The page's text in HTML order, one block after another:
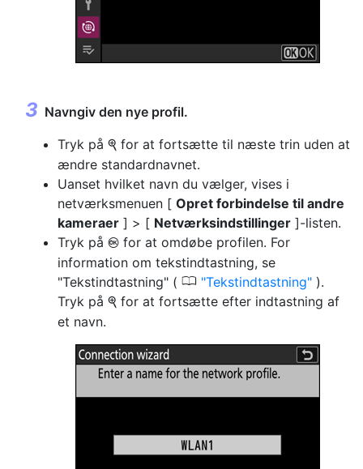
Navngiv den nye profil.
Tryk på X for at fortsætte til næste trin uden at
ændre standardnavnet.
Uanset hvilket navn du vælger, vises i
netværksmenuen [ Opret forbindelse til andre
kameraer ] > [ Netværksindstillinger ]-listen.
Tryk på J for at omdøbe profilen. For
information om tekstindtastning, se
"Tekstindtastning" ( 0 Tekstindtastning
).
Tryk på X for at fortsætte efter indtastning af
et navn.